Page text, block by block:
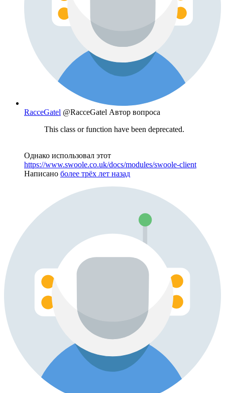
RacceGatel @RacceGatel Автор вопроса
This class or function have been deprecated.
Однако использовал этот
https://www.swoole.co.uk/docs/modules/swoole-client
Написано более трёх лет назад